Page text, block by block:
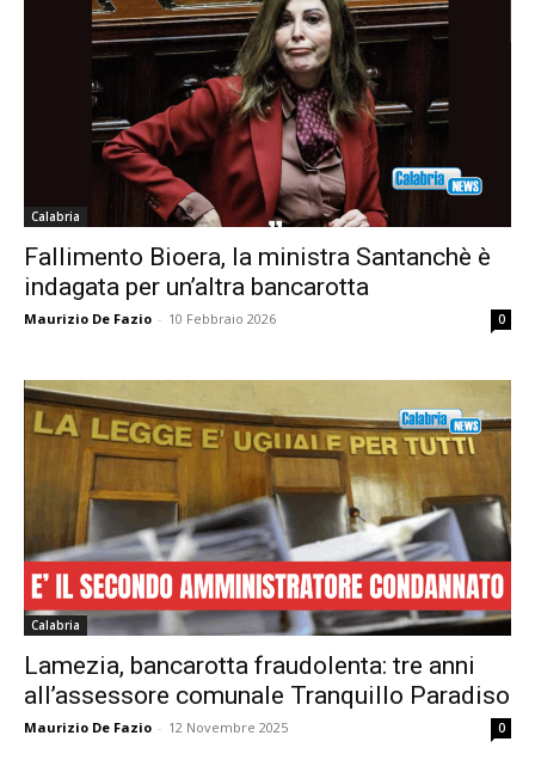
Calabria
Fallimento Bioera, la ministra Santanchè è
indagata per un’altra bancarotta
Maurizio De Fazio - 10 Febbraio 2026 0
Calabria
Lamezia, bancarotta fraudolenta: tre anni
all’assessore comunale Tranquillo Paradiso
Maurizio De Fazio - 12 Novembre 2025 0